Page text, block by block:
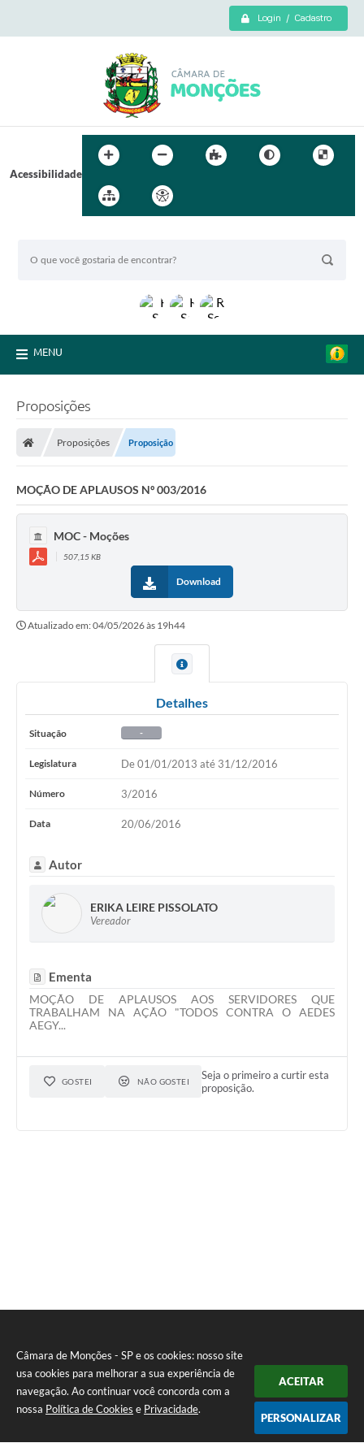
Câmara de Monções - SP e os cookies: nosso site
usa cookies para melhorar a sua experiência de
navegação. Ao continuar você concorda com a
nossa Política de Cookies e Privacidade.
ACEITAR
PERSONALIZAR
Login / Cadastro
Acessibilidade
MENU
Proposições
Proposições Proposição
MOÇÃO DE APLAUSOS Nº 003/2016
MOC - Moções
507,15 KB
Download
Atualizado em: 04/05/2026 às 19h44
Detalhes
Situação -
Legislatura De 01/01/2013 até 31/12/2016
Número 3/2016
Data 20/06/2016
Autor
ERIKA LEIRE PISSOLATO
Vereador
Ementa
MOÇÃO DE APLAUSOS AOS SERVIDORES QUE
TRABALHAM NA AÇÃO "TODOS CONTRA O AEDES
AEGY...
GOSTEI NÃO GOSTEI
Seja o primeiro a curtir esta
proposição.